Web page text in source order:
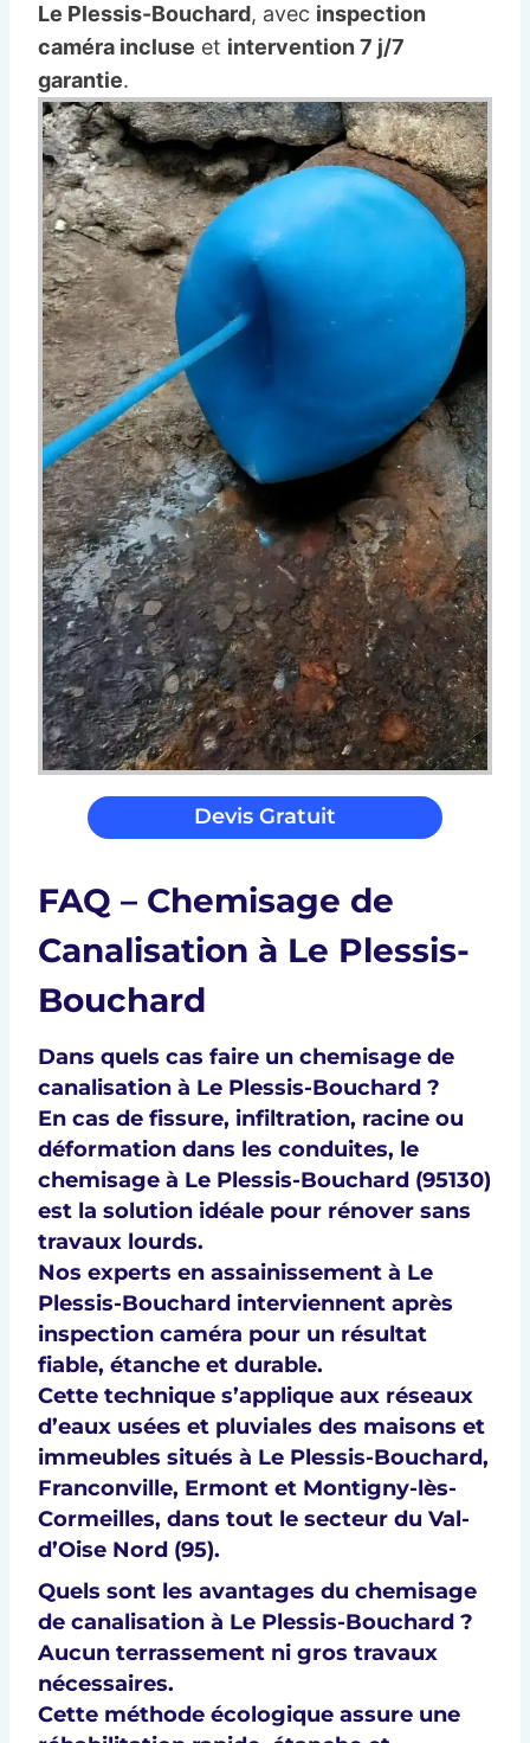
Le Plessis-Bouchard, avec inspection
caméra incluse et intervention 7 j/7
garantie.
Devis Gratuit
FAQ – Chemisage de
Canalisation à Le Plessis-
Bouchard
Dans quels cas faire un chemisage de
canalisation à Le Plessis-Bouchard ?
En cas de fissure, infiltration, racine ou
déformation dans les conduites, le
chemisage à Le Plessis-Bouchard (95130)
est la solution idéale pour rénover sans
travaux lourds.
Nos experts en assainissement à Le
Plessis-Bouchard interviennent après
inspection caméra pour un résultat
fiable, étanche et durable.
Cette technique s’applique aux réseaux
d’eaux usées et pluviales des maisons et
immeubles situés à Le Plessis-Bouchard,
Franconville, Ermont et Montigny-lès-
Cormeilles, dans tout le secteur du Val-
d’Oise Nord (95).
Quels sont les avantages du chemisage
de canalisation à Le Plessis-Bouchard ?
Aucun terrassement ni gros travaux
nécessaires.
Cette méthode écologique assure une